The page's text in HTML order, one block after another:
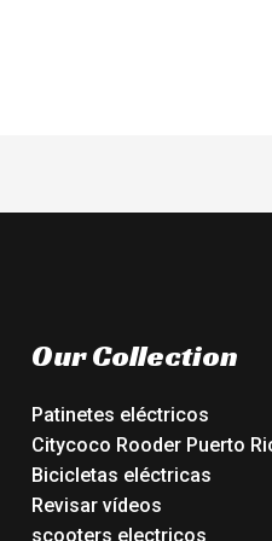
Our Collection
Patinetes eléctricos
Citycoco Rooder Puerto
Bicicletas eléctricas
Revisar vídeos
scooters electricos